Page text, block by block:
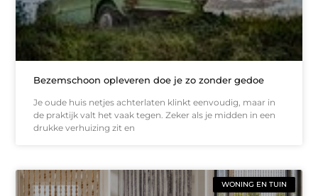
Bezemschoon opleveren doe je zo zonder gedoe
Je oude huis netjes achterlaten klinkt eenvoudig, maar in
de praktijk valt het vaak tegen. Zeker als je midden in een
drukke verhuizing zit en
WONING EN TUIN